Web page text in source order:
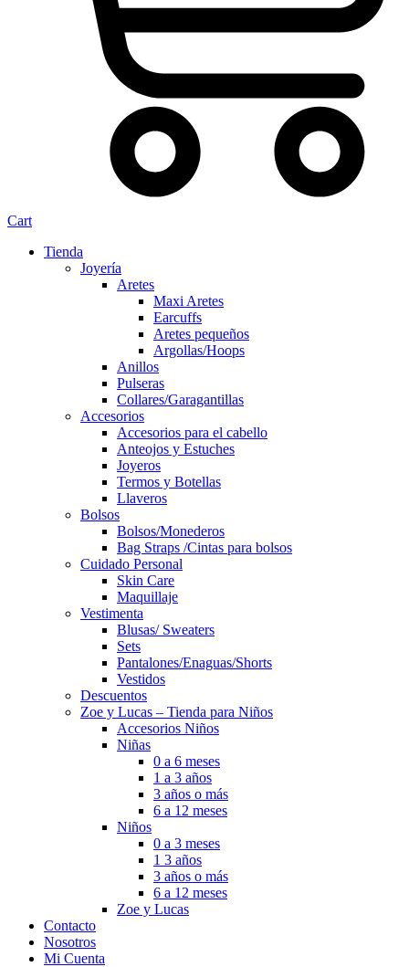
Cart
Tienda
Joyería
Aretes
Maxi Aretes
Earcuffs
Aretes pequeños
Argollas/Hoops
Anillos
Pulseras
Collares/Garagantillas
Accesorios
Accesorios para el cabello
Anteojos y Estuches
Joyeros
Termos y Botellas
Llaveros
Bolsos
Bolsos/Monederos
Bag Straps /Cintas para bolsos
Cuidado Personal
Skin Care
Maquillaje
Vestimenta
Blusas/ Sweaters
Sets
Pantalones/Enaguas/Shorts
Vestidos
Descuentos
Zoe y Lucas – Tienda para Niños
Accesorios Niños
Niñas
0 a 6 meses
1 a 3 años
3 años o más
6 a 12 meses
Niños
0 a 3 meses
1 3 años
3 años o más
6 a 12 meses
Zoe y Lucas
Contacto
Nosotros
Mi Cuenta